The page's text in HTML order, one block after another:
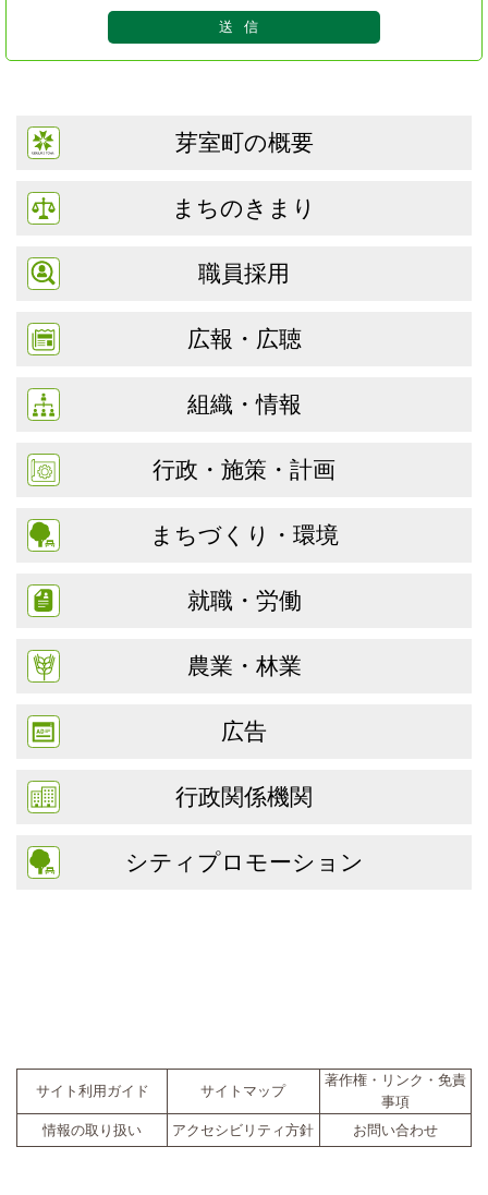
芽室町の概要
まちのきまり
職員採用
広報・広聴
組織・情報
行政・施策・計画
まちづくり・環境
就職・労働
農業・林業
広告
行政関係機関
シティプロモーション
サイト利用ガイド サイトマップ
著作権・リンク・免責
事項
情報の取り扱い
アクセシビリティ方針 お問い合わせ